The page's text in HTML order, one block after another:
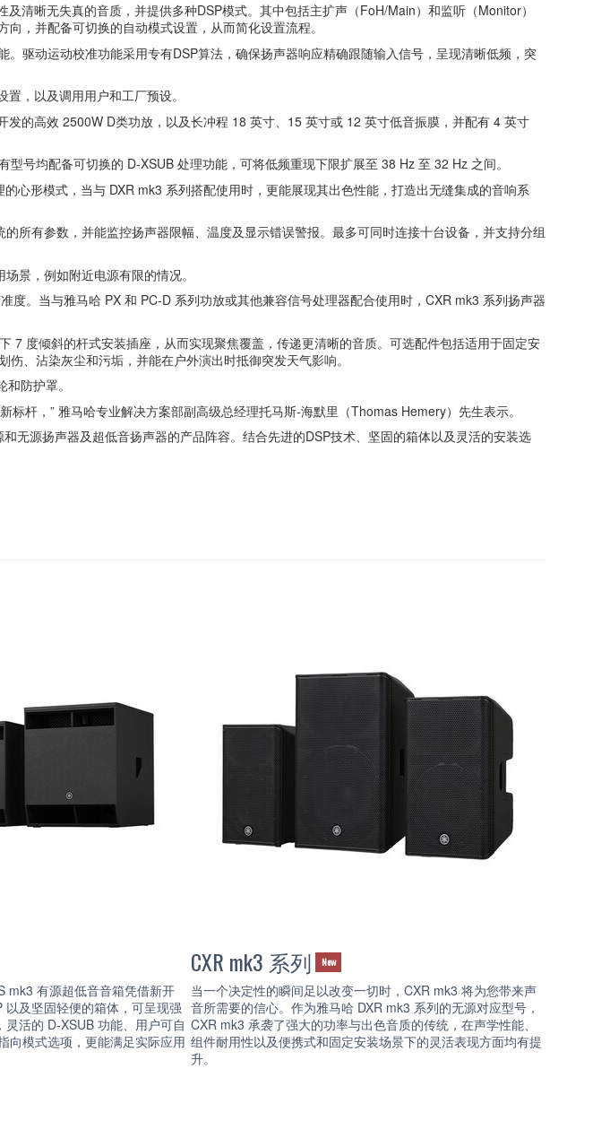
清晰无失真的音质，并提供多种DSP模式。其中包括主扩声（FoH/Main）和监听（Monitor）
，并配备可切换的自动模式设置，从而简化设置流程。
驱动运动校准功能采用专有DSP算法，确保扬声器响应精确跟随输入信号，呈现清晰低频，突
，以及调用用户和工厂预设。
的高效 2500W D类功放，以及长冲程 18 英寸、15 英寸或 12 英寸低音振膜，并配有 4 英寸
号均配备可切换的 D-XSUB 处理功能，可将低频重现下限扩展至 38 Hz 至 32 Hz 之间。
心形模式，当与 DXR mk3 系列搭配使用时，更能展现其出色性能，打造出无缝集成的音响系
所有参数，并能监控扬声器限幅、温度及显示错误警报。最多可同时连接十台设备，并支持分组
景，例如附近电源有限的情况。
。当与雅马哈 PX 和 PC-D 系列功放或其他兼容信号处理器配合使用时，CXR mk3 系列扬声器
7 度倾斜的杆式安装插座，从而实现聚焦覆盖，传递更清晰的音质。可选配件包括适用于固定安
、沾染灰尘和污垢，并能在户外演出时抵御突发天气影响。
防护罩。
杆，” 雅马哈专业解决方案部副高级总经理托马斯-海默里（Thomas Hemery）先生表示。
无源扬声器及超低音扬声器的产品阵容。结合先进的DSP技术、坚固的箱体以及灵活的安装选
mk3 有源超低音音箱凭借新开
及坚固轻便的箱体，可呈现强
活的 D-XSUB 功能、用户可自
向模式选项，更能满足实际应用
CXR mk3 系列 New
当一个决定性的瞬间足以改变一切时，CXR mk3 将为您带来声
音所需要的信心。作为雅马哈 DXR mk3 系列的无源对应型号，
CXR mk3 承袭了强大的功率与出色音质的传统，在声学性能、
组件耐用性以及便携式和固定安装场景下的灵活表现方面均有提
升。